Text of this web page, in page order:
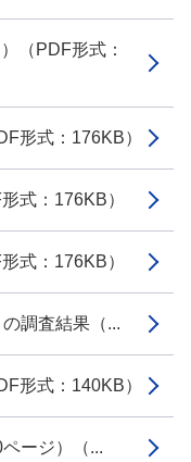
（PDF形式：
形式：176KB）
式：176KB）
式：176KB）
調査結果（...
形式：140KB）
ージ）（...